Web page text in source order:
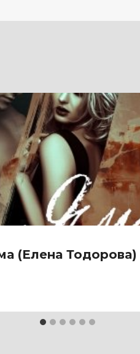
(Елена Тодорова)